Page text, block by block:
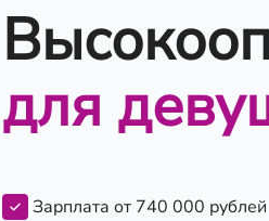
для
Зарплата от 740 000 рублей